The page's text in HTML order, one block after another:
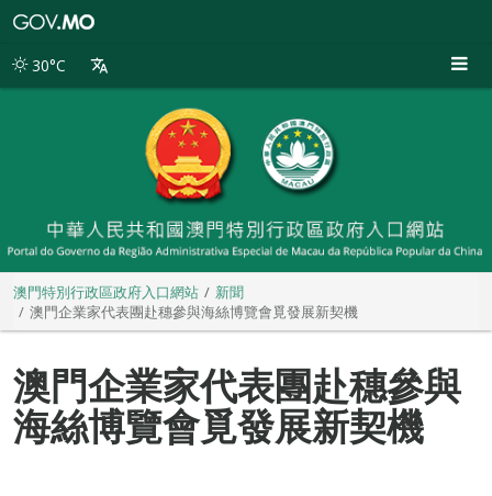
別
30°C
澳門特別行政區政府入口網站
新聞
澳門企業家代表團赴穗參與海絲博覽會覓發展新契機
澳門企業家代表團赴穗參與
海絲博覽會覓發展新契機